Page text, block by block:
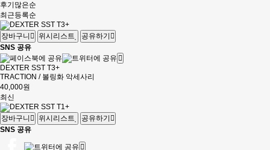
후기많은순
최근등록순
장바구니 위시리스트
공유하기
SNS 공유
DEXTER SST T3+
TRACTION / 볼링화 악세사리
40,000원
최신
장바구니 위시리스트
공유하기
SNS 공유